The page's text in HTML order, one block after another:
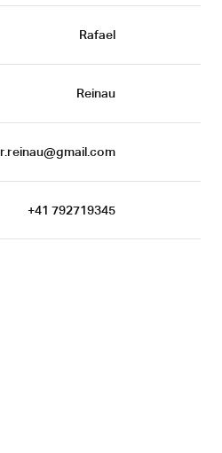
Rafael
Reinau
r.reinau@gmail.com
+41 792719345